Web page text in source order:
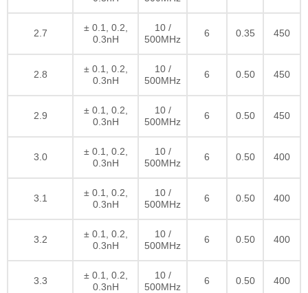
2.7
± 0.1, 0.2,
0.3nH
10 /
500MHz
6 0.35 450
2.8
± 0.1, 0.2,
0.3nH
10 /
500MHz
6 0.50 450
2.9
± 0.1, 0.2,
0.3nH
10 /
500MHz
6 0.50 450
3.0
± 0.1, 0.2,
0.3nH
10 /
500MHz
6 0.50 400
3.1
± 0.1, 0.2,
0.3nH
10 /
500MHz
6 0.50 400
3.2
± 0.1, 0.2,
0.3nH
10 /
500MHz
6 0.50 400
3.3
± 0.1, 0.2,
0.3nH
10 /
500MHz
6 0.50 400